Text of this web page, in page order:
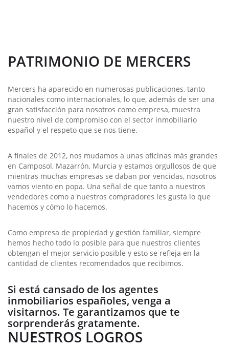
Teléfono:
+34 968 199 188
electrónico:
sales@spanishproperty.co.uk
Ver más
PATRIMONIO DE MERCERS
Mercers ha aparecido en numerosas publicaciones, tanto
nacionales como internacionales, lo que, además de ser una
gran satisfacción para nosotros como empresa, muestra
nuestro nivel de compromiso con el sector inmobiliario
español y el respeto que se nos tiene.
A finales de 2012, nos mudamos a unas oficinas más grandes
en Camposol, Mazarrón, Murcia y estamos orgullosos de que
mientras muchas empresas se daban por vencidas, nosotros
vamos viento en popa. Una señal de que tanto a nuestros
vendedores como a nuestros compradores les gusta lo que
hacemos y cómo lo hacemos.
Como empresa de propiedad y gestión familiar, siempre
hemos hecho todo lo posible para que nuestros clientes
obtengan el mejor servicio posible y esto se refleja en la
cantidad de clientes recomendados que recibimos.
Si está cansado de los agentes
inmobiliarios españoles, venga a
visitarnos. Te garantizamos que te
sorprenderás gratamente.
NUESTROS LOGROS